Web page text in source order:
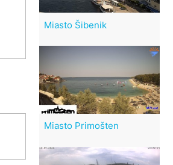
Miasto Šibenik
Miasto Primošten